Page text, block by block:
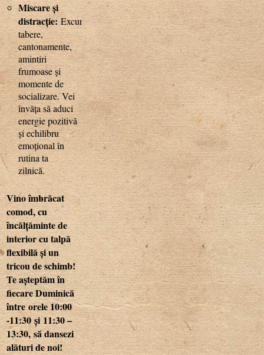
Miscare și
distracție:Excursii,
tabere,
cantonamente,
amintiri
frumoase și
momente de
socializare. Vei
învăța să aduci
energie pozitivă
și echilibru
emoțional în
rutina ta
zilnică.
Vino îmbrăcat
comod, cu
încălțăminte de
interior cu talpă
flexibilă și un
tricou de schimb!
Te așteptăm în
fiecare Duminică
între orele 10:00
-11:30 și 11:30 –
13:30, să dansezi
alături de noi!